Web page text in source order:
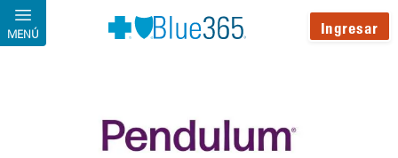
Pasar al contenido principal
MENÚ Ingresar